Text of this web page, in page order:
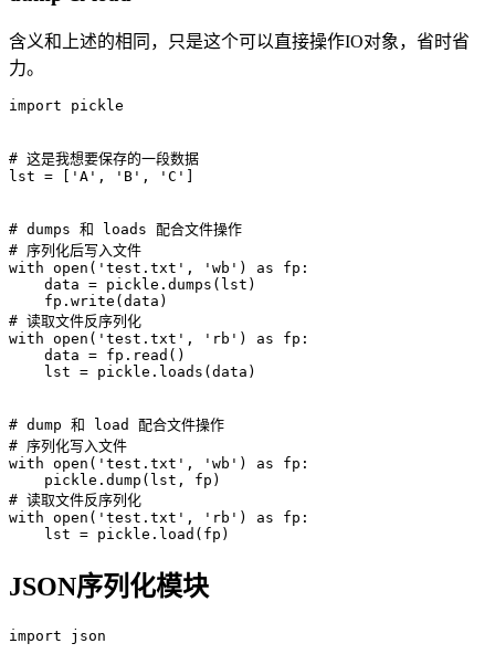
含义和上述的相同，只是这个可以直接操作IO对象，省时省
力。
import pickle
# 这是我想要保存的一段数据
lst = ['A', 'B', 'C']
# dumps 和 loads 配合文件操作
# 序列化后写入文件
with open('test.txt', 'wb') as fp:
    data = pickle.dumps(lst)
    fp.write(data)
# 读取文件反序列化
with open('test.txt', 'rb') as fp:
    data = fp.read()
    lst = pickle.loads(data)
# dump 和 load 配合文件操作
# 序列化写入文件
with open('test.txt', 'wb') as fp:
    pickle.dump(lst, fp)
# 读取文件反序列化
with open('test.txt', 'rb') as fp:
JSON序列化模块
import json